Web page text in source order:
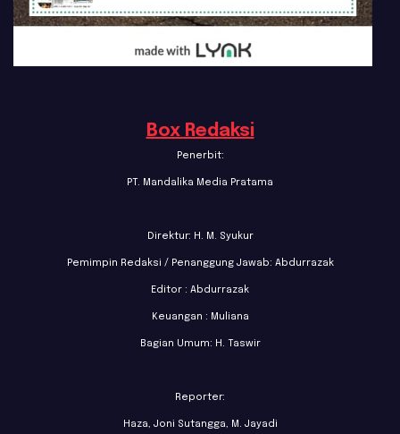
Box Redaksi
Penerbit:
PT. Mandalika Media Pratama
Direktur: H. M. Syukur
Pemimpin Redaksi / Penanggung Jawab: Abdurrazak
Editor : Abdurrazak
Keuangan : Muliana
Bagian Umum: H. Taswir
Reporter:
Haza, Joni Sutangga, M. Jayadi